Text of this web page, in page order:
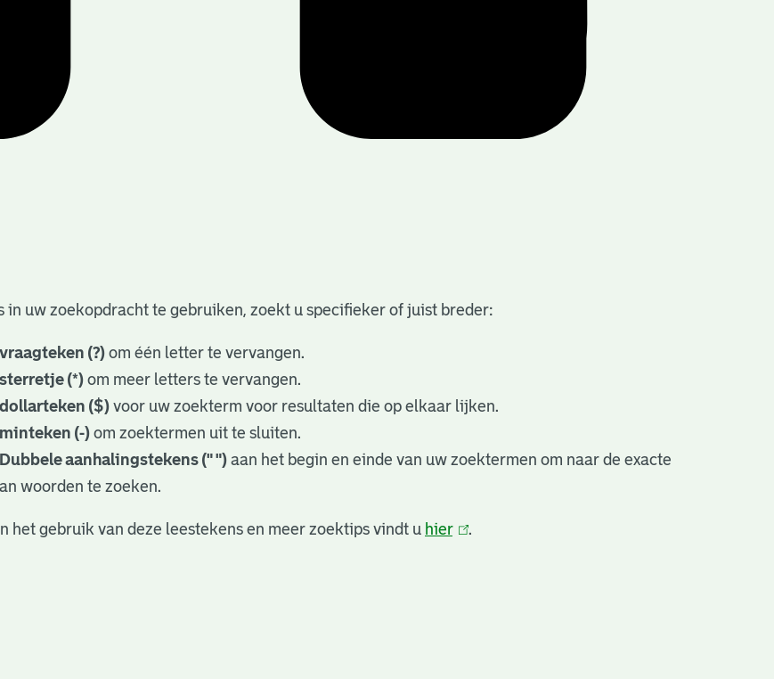
in uw zoekopdracht te gebruiken, zoekt u specifieker of juist breder:
vraagteken (?) om één letter te vervangen.
sterretje (*) om meer letters te vervangen.
dollarteken ($) voor uw zoekterm voor resultaten die op elkaar lijken.
minteken (-) om zoektermen uit te sluiten.
Dubbele aanhalingstekens (" ") aan het begin en einde van uw zoektermen om naar de exacte
woorden te zoeken.
het gebruik van deze leestekens en meer zoektips vindt u hier(link
.